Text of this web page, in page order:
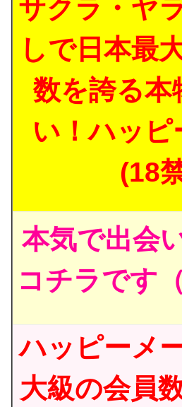
サクラ・ヤ
しで日本最
数を誇る本
い！ハッピ
(18
本気で出会
コチラです
ハッピーメ
大級の会員